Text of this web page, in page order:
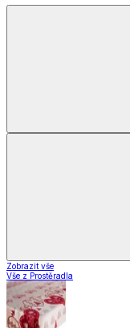
Zobrazit vše
Vše z Prostěradla